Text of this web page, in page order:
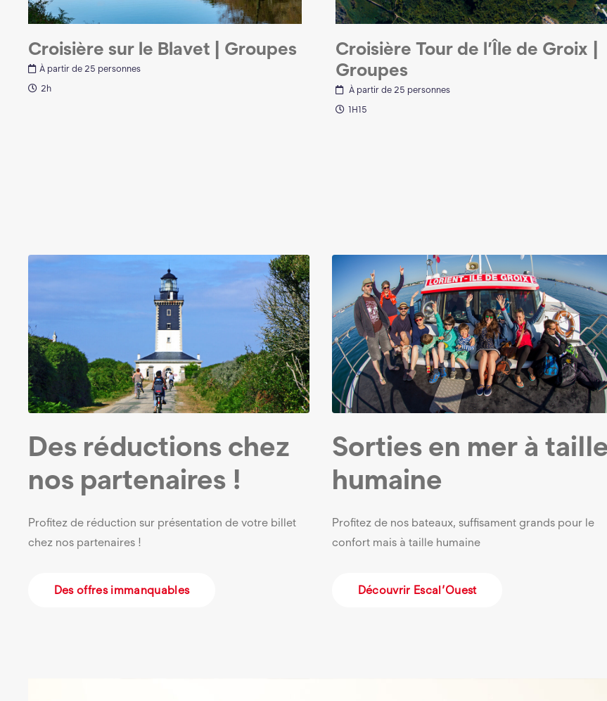
Croisière sur le Blavet | Groupes
À partir de 25 personnes
2h
Croisière Tour de l’Île de Groix |
Groupes
À partir de 25 personnes
1H15
Des réductions chez
nos partenaires !
Profitez de réduction sur présentation de votre billet
chez nos partenaires !
Des offres immanquables
Sorties en mer à
humaine
Profitez de nos bateaux, suffisament grands pour le
confort mais à taille humaine
Découvrir Escal’Ouest